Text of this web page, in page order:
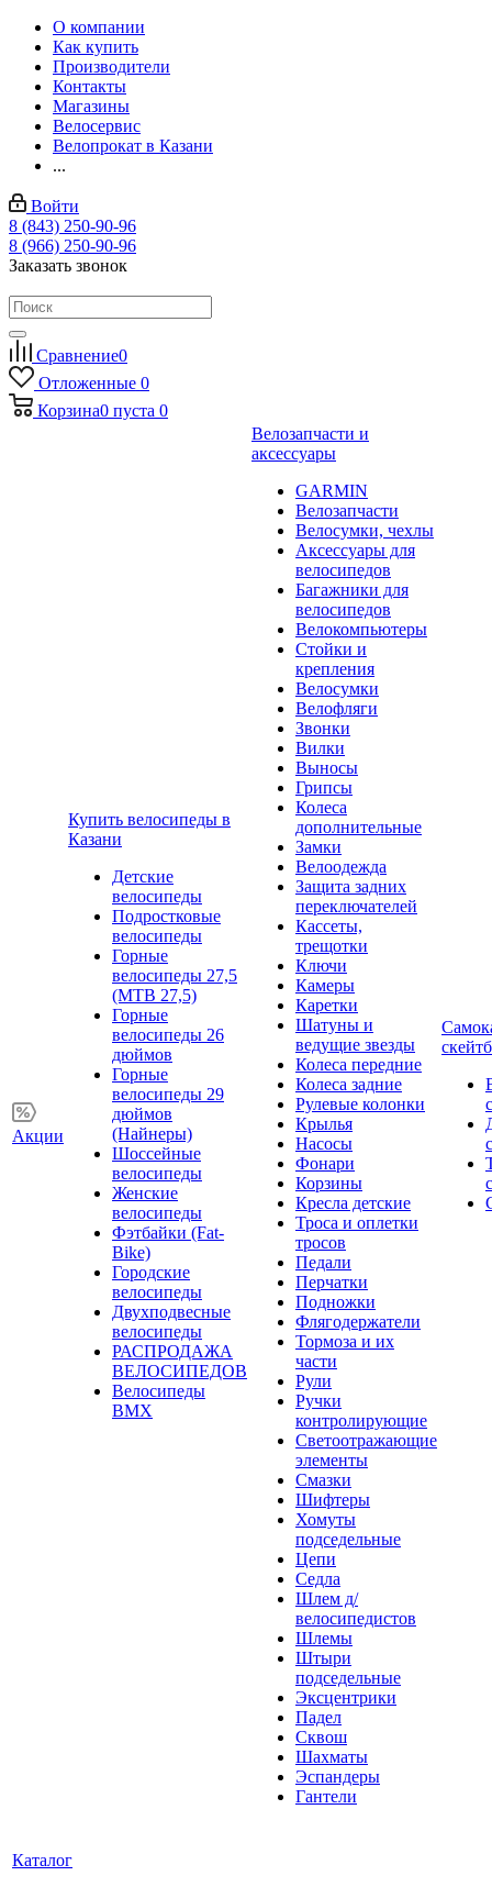
О компании
Как купить
Производители
Контакты
Магазины
Велосервис
Велопрокат в Казани
...
Войти
8 (843) 250-90-96
8 (966) 250-90-96
Заказать звонок
Сравнение0
Отложенные 0
Корзина0 пуста 0
Акции
Купить велосипеды в
Казани
Детские
велосипеды
Подростковые
велосипеды
Горные
велосипеды 27,5
(MTB 27,5)
Горные
велосипеды 26
дюймов
Горные
велосипеды 29
дюймов
(Найнеры)
Шоссейные
велосипеды
Женские
велосипеды
Фэтбайки (Fat-
Bike)
Городские
велосипеды
Двухподвесные
велосипеды
РАСПРОДАЖА
ВЕЛОСИПЕДОВ
Велосипеды
BMX
Велозапчасти и
аксессуары
GARMIN
Велозапчасти
Велосумки, чехлы
Аксессуары для
велосипедов
Багажники для
велосипедов
Велокомпьютеры
Стойки и
крепления
Велосумки
Велофляги
Звонки
Вилки
Выносы
Грипсы
Колеса
дополнительные
Замки
Велоодежда
Защита задних
переключателей
Кассеты,
трещотки
Ключи
Камеры
Каретки
Шатуны и
ведущие звезды
Колеса передние
Колеса задние
Рулевые колонки
Крылья
Насосы
Фонари
Корзины
Кресла детские
Троса и оплетки
тросов
Педали
Перчатки
Подножки
Флягодержатели
Тормоза и их
части
Рули
Ручки
контролирующие
Светоотражающие
элементы
Смазки
Шифтеры
Хомуты
подседельные
Цепи
Седла
Шлем д/
велосипедистов
Шлемы
Штыри
подседельные
Эксцентрики
Падел
Сквош
Шахматы
Эспандеры
Гантели
Каталог